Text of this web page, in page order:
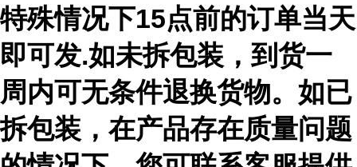
特殊情况下15点前的订单当天
即可发.如未拆包装，到货一
周内可无条件退换货物。如已
拆包装，在产品存在质量问题